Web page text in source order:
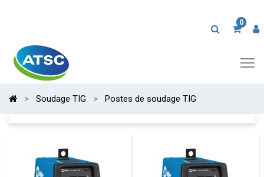
0
Soudage TIG Postes de soudage TIG